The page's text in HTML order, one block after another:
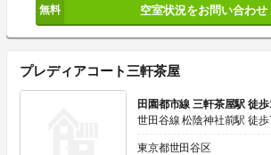
空室状況をお問い合わせ
プレディアコート三軒茶屋
田園都市線 三軒茶屋駅 徒
世田谷線 松陰神社前駅 徒
東京都世田谷区